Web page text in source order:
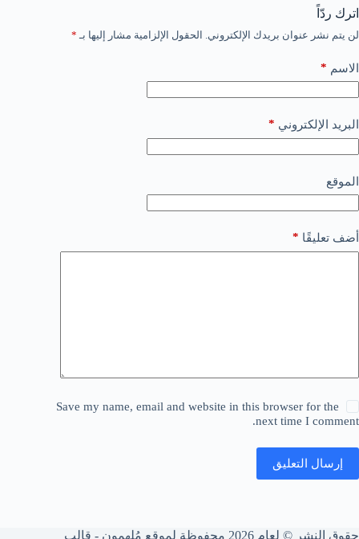
اترك ردّاً
لن يتم نشر عنوان بريدك الإلكتروني. الحقول الإلزامية مشار إليها بـ *
الاسم *
البريد الإلكتروني *
الموقع
أضف تعليقًا *
Save my name, email and website in this browser for the
next time I comment.
إرسال التعليق
حقوق النشر © لعام 2026 محفوظة لموقع مُلهِمون - قالب